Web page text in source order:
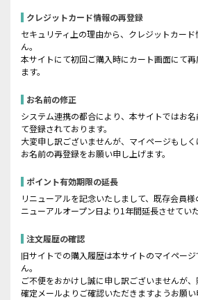
クレジットカード情報の再登録
セキュリティ上の理由から、クレジットカー
ん。
本サイトにて初回ご購入時にカート画面にて
ます。
お名前の修正
システム連携の都合により、本サイトではお
て登録されております。
大変申し訳ございませんが、マイページもし
お名前の再登録をお願い申し上げます。
ポイント有効期限の延長
リニューアルを記念いたしまして、既存会員
ニューアルオープン日より1年間延長させていた
注文履歴の確認
旧サイトでの購入履歴は本サイトのマイペー
ん。
ご不便をおかけし誠に申し訳ございませんが
確定メールよりご確認いただきますようお願い